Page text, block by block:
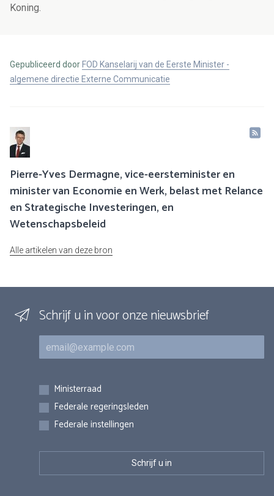
Koning.
Gepubliceerd door FOD Kanselarij van de Eerste Minister -
algemene directie Externe Communicatie
Pierre-Yves Dermagne, vice-eersteminister en
minister van Economie en Werk, belast met Relance
en Strategische Investeringen, en
Wetenschapsbeleid
Alle artikelen van deze bron
Schrijf u in voor onze nieuwsbrief
E-mail
Inschrijvingen
Ministerraad
Federale regeringsleden
Federale instellingen